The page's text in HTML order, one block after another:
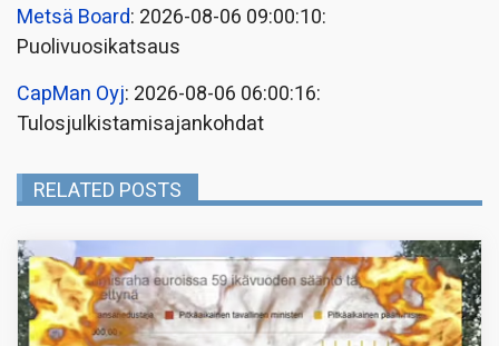
Metsä Board: 2026-08-06 09:00:10:
Puolivuosikatsaus
CapMan Oyj: 2026-08-06 06:00:16:
Tulosjulkistamisajankohdat
RELATED POSTS